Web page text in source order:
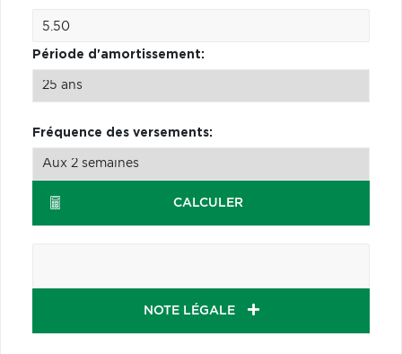
Période d'amortissement:
Fréquence des versements:
CALCULER
NOTE LÉGALE